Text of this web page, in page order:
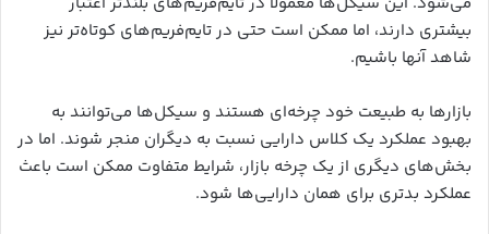
بیشتری دارند، اما ممکن است حتی در تایم‌فریم‌های کوتاه‌تر نیز
شاهد آنها باشیم.
بازارها به طبیعت خود چرخه‌ای هستند و سیکل‌ها می‌توانند به
بهبود عملکرد یک کلاس دارایی نسبت به دیگران منجر شوند. اما در
بخش‌های دیگری از یک چرخه بازار، شرایط متفاوت ممکن است باعث
عملکرد بدتری برای همان دارایی‌ها شود.